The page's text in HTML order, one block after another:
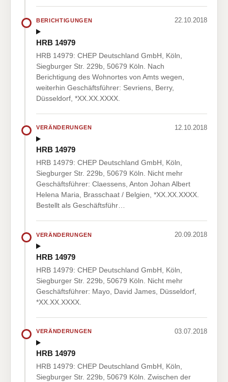
BERICHTIGUNGEN 22.10.2018
HRB 14979
HRB 14979: CHEP Deutschland GmbH, Köln,
Siegburger Str. 229b, 50679 Köln. Nach
Berichtigung des Wohnortes von Amts wegen,
weiterhin Geschäftsführer: Sevriens, Berry,
Düsseldorf, *XX.XX.XXXX.
VERÄNDERUNGEN 12.10.2018
HRB 14979
HRB 14979: CHEP Deutschland GmbH, Köln,
Siegburger Str. 229b, 50679 Köln. Nicht mehr
Geschäftsführer: Claessens, Anton Johan Albert
Helena Maria, Brasschaat / Belgien, *XX.XX.XXXX.
Bestellt als Geschäftsführ…
VERÄNDERUNGEN 20.09.2018
HRB 14979
HRB 14979: CHEP Deutschland GmbH, Köln,
Siegburger Str. 229b, 50679 Köln. Nicht mehr
Geschäftsführer: Mayo, David James, Düsseldorf,
*XX.XX.XXXX.
VERÄNDERUNGEN 03.07.2018
HRB 14979
HRB 14979: CHEP Deutschland GmbH, Köln,
Siegburger Str. 229b, 50679 Köln. Zwischen der